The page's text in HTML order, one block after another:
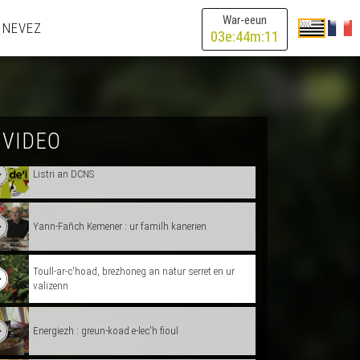
War-eeun
03e:44m:11
Yann-Fañch Kemener : ar c'hanaouennoù diabarzh
Listri an DCNS
Yann-Fañch Kemener : ur familh kanerien
Toull-ar-c'hoad, brezhoneg an natur serret en ur
valizenn
Energiezh : greun-koad e-lec'h fioul